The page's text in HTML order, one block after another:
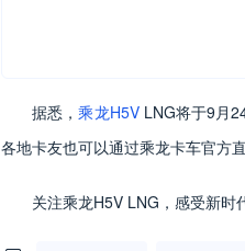
据悉，乘龙H5VLNG将于9月
各地卡友也可以通过乘龙卡车官方
关注乘龙H5V LNG，感受新时